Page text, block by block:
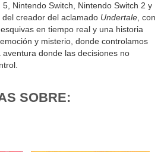
Nintendo Switch, Nintendo Switch 2 y
creador del aclamado Undertale , con
en tiempo real y una historia
y misterio, donde controlamos
donde las decisiones no
SOBRE: